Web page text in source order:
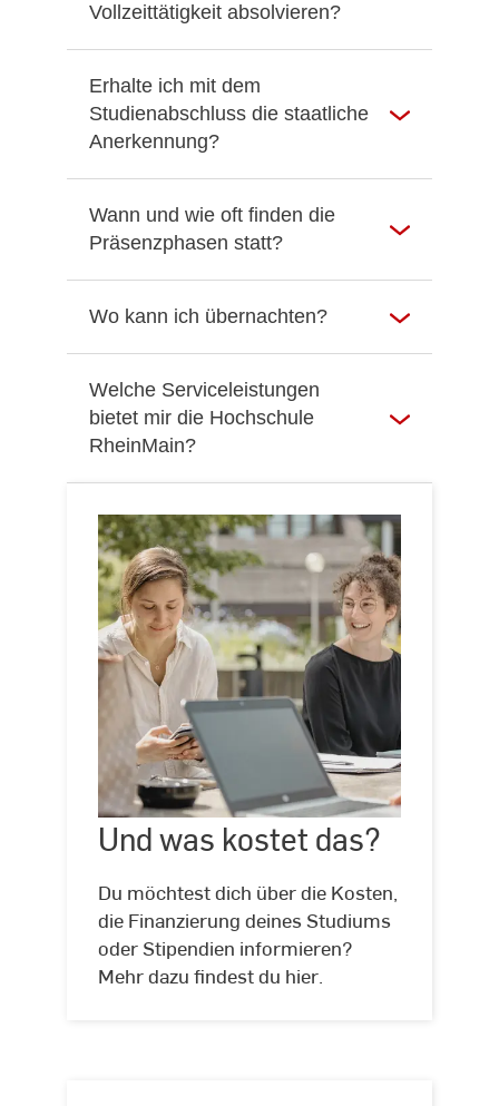
Vollzeittätigkeit absolvieren?
Erhalte ich mit dem
Studienabschluss die staatliche
Anerkennung?
Wann und wie oft finden die
Präsenzphasen statt?
Wo kann ich übernachten?
Welche Serviceleistungen
bietet mir die Hochschule
RheinMain?
©Andreas
Schlote
Und was kostet das?
Du möchtest dich über die Kosten,
die Finanzierung deines Studiums
oder Stipendien informieren?
Mehr dazu findest du hier.
was
kostet
das?